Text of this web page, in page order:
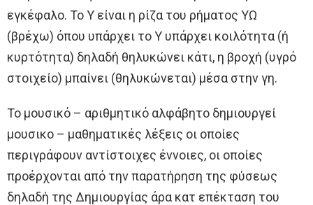
εγκέφαλο. Το Υ είναι η ρίζα του ρήματος ΥΩ
(βρέχω) όπου υπάρχει το Υ υπάρχει κοιλότητα (ή
κυρτότητα) δηλαδή θηλυκώνει κάτι, η βροχή (υγρό
στοιχείο) μπαίνει (θηλυκώνεται) μέσα στην γη.
Το μουσικό – αριθμητικό αλφάβητο δημιουργεί
μουσικο – μαθηματικές λέξεις οι οποίες
περιγράφουν αντίστοιχες έννοιες, οι οποίες
προέρχονται από την παρατήρηση της φύσεως
δηλαδή της Δημιουργίας άρα κατ επέκταση του